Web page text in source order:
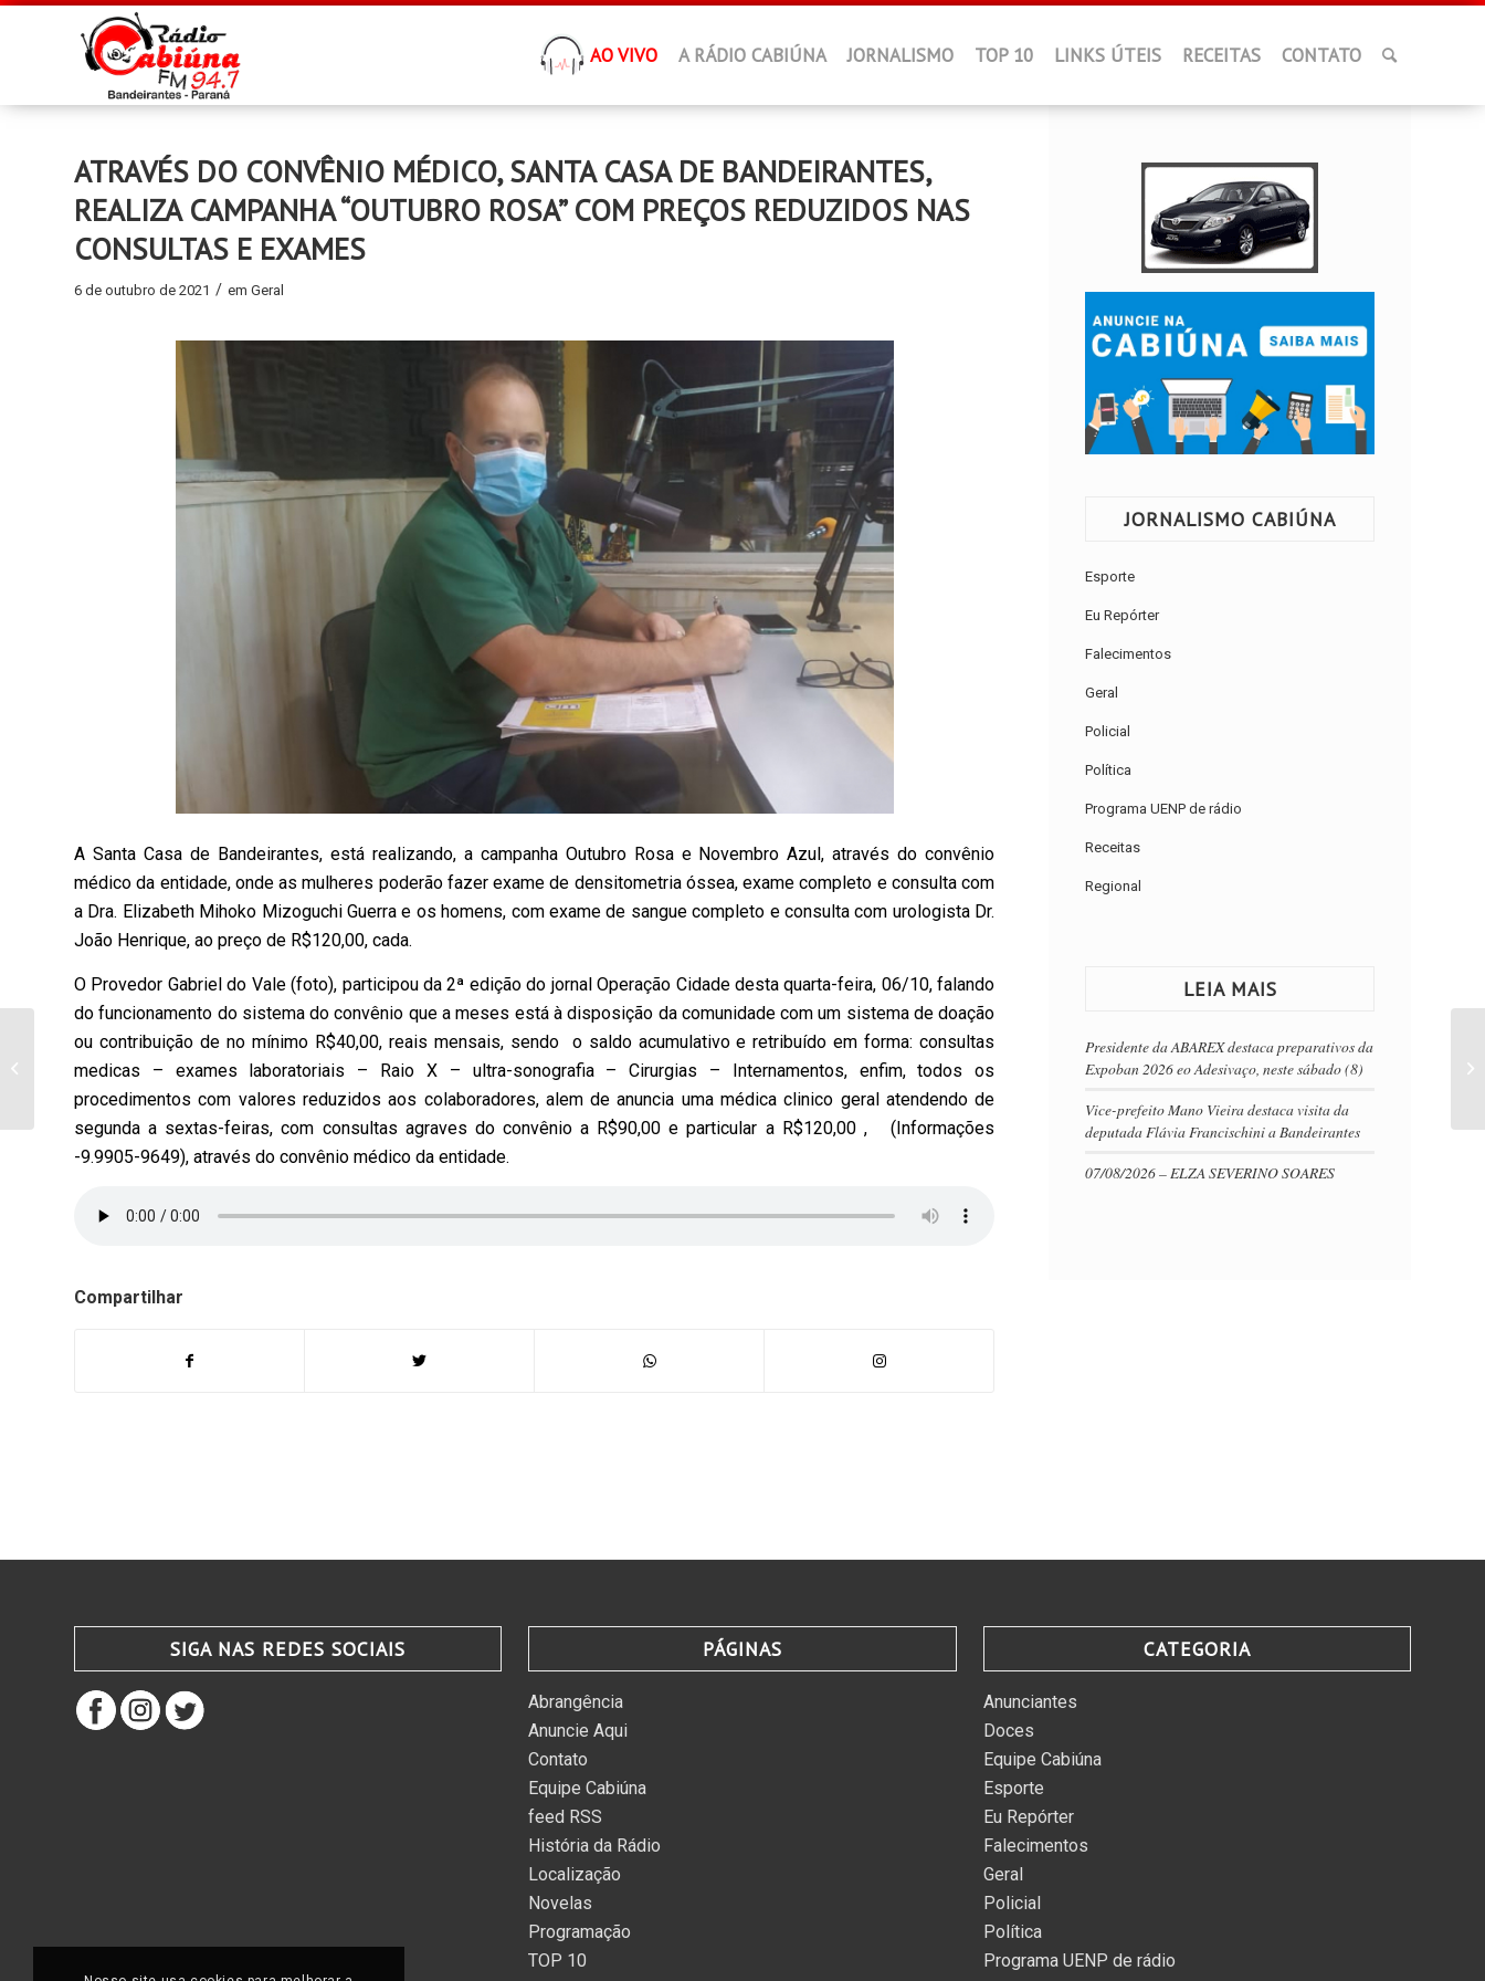
AO VIVO A RÁDIO CABIÚNA JORNALISMO TOP 10 LINKS ÚTEIS RECEITAS CONTATO
ATRAVÉS DO CONVÊNIO MÉDICO, SANTA CASA DE BANDEIRANTES,
REALIZA CAMPANHA “OUTUBRO ROSA” COM PREÇOS REDUZIDOS NAS
CONSULTAS E EXAMES
6 de outubro de 2021 / em Geral
A Santa Casa de Bandeirantes, está realizando, a campanha Outubro Rosa e Novembro Azul, através do convênio
médico da entidade, onde as mulheres poderão fazer exame de densitometria óssea, exame completo e consulta com
a Dra. Elizabeth Mihoko Mizoguchi Guerra e os homens, com exame de sangue completo e consulta com urologista Dr.
João Henrique, ao preço de R$120,00, cada.
O Provedor Gabriel do Vale (foto), participou da 2ª edição do jornal Operação Cidade desta quarta-feira, 06/10, falando
do funcionamento do sistema do convênio que a meses está à disposição da comunidade com um sistema de doação
ou contribuição de no mínimo R$40,00, reais mensais, sendo o saldo acumulativo e retribuído em forma: consultas
medicas – exames laboratoriais – Raio X – ultra-sonografia – Cirurgias – Internamentos, enfim, todos os
procedimentos com valores reduzidos aos colaboradores, alem de anuncia uma médica clinico geral atendendo de
segunda a sextas-feiras, com consultas agraves do convênio a R$90,00 e particular a R$120,00 , (Informações
-9.9905-9649), através do convênio médico da entidade.
Compartilhar
JORNALISMO CABIÚNA
Esporte
Eu Repórter
Falecimentos
Geral
Policial
Política
Programa UENP de rádio
Receitas
Regional
LEIA MAIS
Presidente da ABAREX destaca preparativos da
Expoban 2026 eo Adesivaço, neste sábado (8)
Vice-prefeito Mano Vieira destaca visita da
deputada Flávia Francischini a Bandeirantes
07/08/2026 – ELZA SEVERINO SOARES
SIGA NAS REDES SOCIAIS PÁGINAS
Abrangência
Anuncie Aqui
Contato
Equipe Cabiúna
feed RSS
História da Rádio
Localização
Novelas
Programação
TOP 10
CATEGORIA
Anunciantes
Doces
Equipe Cabiúna
Esporte
Eu Repórter
Falecimentos
Geral
Policial
Política
Programa UENP de rádio
PM de Bandeirantes
pessoa vai parar na
delegacia